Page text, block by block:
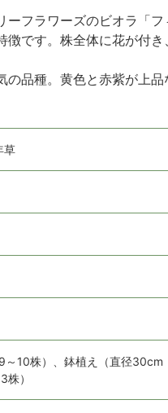
フラワーズのビオラ「
です。株全体に花が付
品種。黄色と赤紫が上
草
～10株）、鉢植え（直径
）